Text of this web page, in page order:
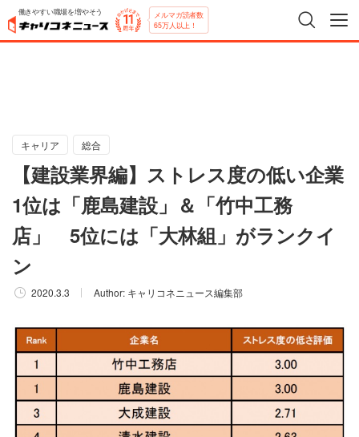
働きやすい職場を増やそう メルマガ読者数
65万人以上！
キャリア 総合
【建設業界編】ストレス度の低い企業
1位は「鹿島建設」＆「竹中工務
店」 5位には「大林組」がランクイ
ン
2020.3.3 Author: キャリコネニュース編集部